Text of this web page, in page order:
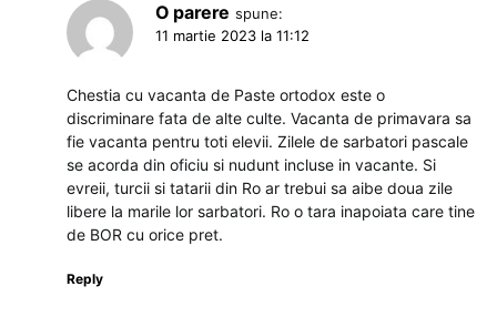
O parere spune:
11 martie 2023 la 11:12
Chestia cu vacanta de Paste ortodox este o
discriminare fata de alte culte. Vacanta de primavara sa
fie vacanta pentru toti elevii. Zilele de sarbatori pascale
se acorda din oficiu si nudunt incluse in vacante. Si
evreii, turcii si tatarii din Ro ar trebui sa aibe doua zile
libere la marile lor sarbatori. Ro o tara inapoiata care tine
de BOR cu orice pret.
Reply